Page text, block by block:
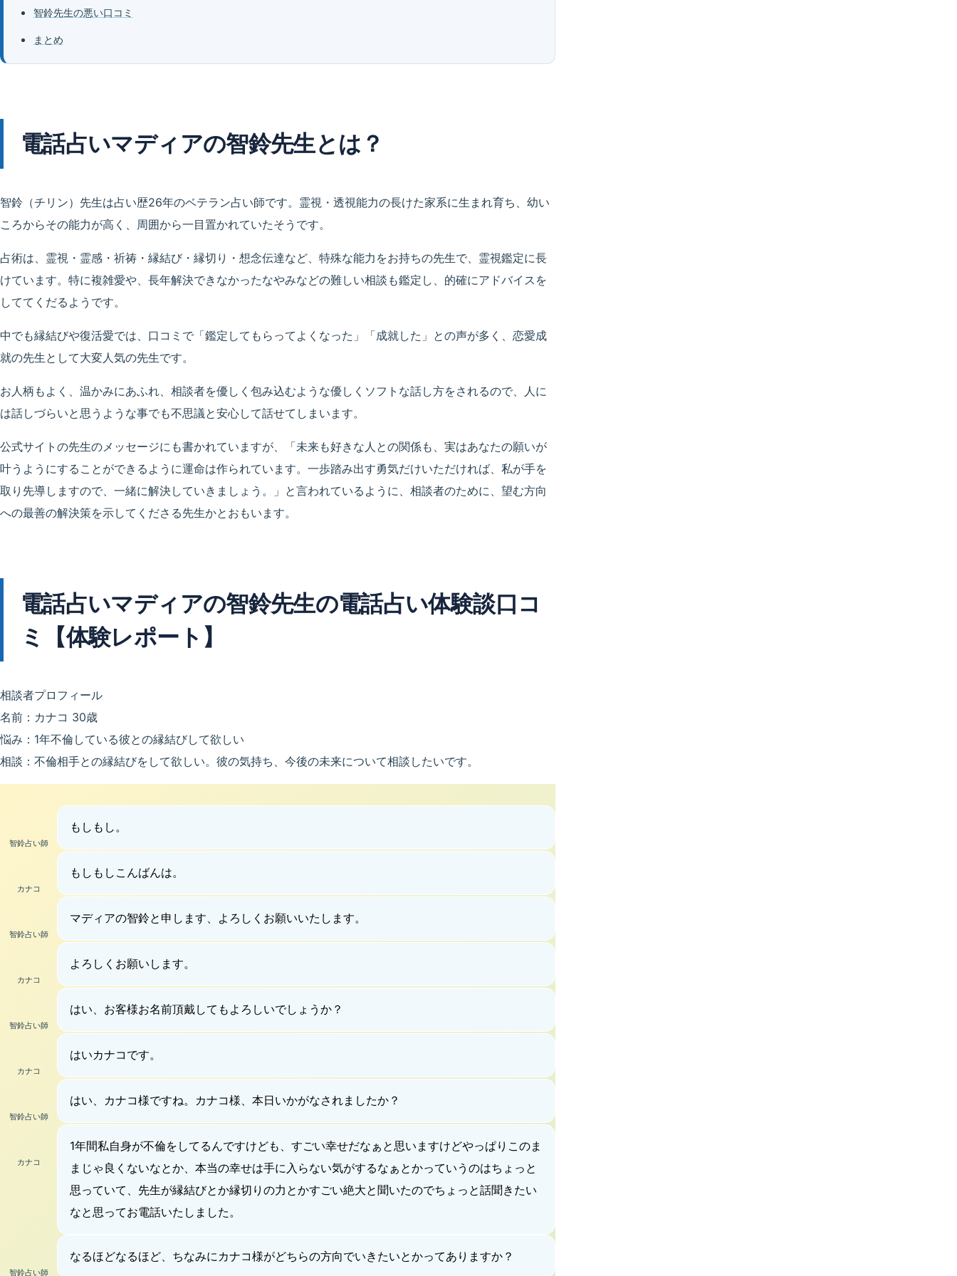
智鈴先生の悪い口コミ
まとめ
電話占いマディアの智鈴先生とは？
智鈴（チリン）先生は占い歴26年のベテラン占い師です。霊視・透視能力の長けた家系に生まれ育ち、幼い
ころからその能力が高く、周囲から一目置かれていたそうです。
占術は、霊視・霊感・祈祷・縁結び・縁切り・想念伝達など、特殊な能力をお持ちの先生で、霊視鑑定に長
けています。特に複雑愛や、長年解決できなかったなやみなどの難しい相談も鑑定し、的確にアドバイスを
しててくだるようです。
中でも縁結びや復活愛では、口コミで「鑑定してもらってよくなった」「成就した」との声が多く、恋愛成
就の先生として大変人気の先生です。
お人柄もよく、温かみにあふれ、相談者を優しく包み込むような優しくソフトな話し方をされるので、人に
は話しづらいと思うような事でも不思議と安心して話せてしまいます。
公式サイトの先生のメッセージにも書かれていますが、「未来も好きな人との関係も、実はあなたの願いが
叶うようにすることができるように運命は作られています。一歩踏み出す勇気だけいただければ、私が手を
取り先導しますので、一緒に解決していきましょう。」と言われているように、相談者のために、望む方向
への最善の解決策を示してくださる先生かとおもいます。
電話占いマディアの智鈴先生の電話占い体験談口コ
ミ【体験レポート】
相談者プロフィール
名前：カナコ 30歳
悩み：1年不倫している彼との縁結びして欲しい
相談：不倫相手との縁結びをして欲しい。彼の気持ち、今後の未来について相談したいです。
智鈴占い師
もしもし。
カナコ
もしもしこんばんは。
智鈴占い師
マディアの智鈴と申します、よろしくお願いいたします。
カナコ
よろしくお願いします。
智鈴占い師
はい、お客様お名前頂戴してもよろしいでしょうか？
カナコ
はいカナコです。
智鈴占い師
はい、カナコ様ですね。カナコ様、本日いかがなされましたか？
カナコ
1年間私自身が不倫をしてるんですけども、すごい幸せだなぁと思いますけどやっぱりこのま
まじゃ良くないなとか、本当の幸せは手に入らない気がするなぁとかっていうのはちょっと
思っていて、先生が縁結びとか縁切りの力とかすごい絶大と聞いたのでちょっと話聞きたい
なと思ってお電話いたしました。
智鈴占い師
なるほどなるほど、ちなみにカナコ様がどちらの方向でいきたいとかってありますか？